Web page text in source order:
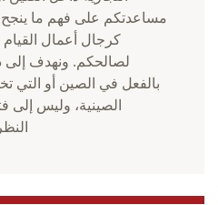
مساعدتكم على فهم ما ينجح
كرجال أعمال القيام
لصالحكم. ونهدف إلى
بالفعل في الصين أو التي
الصينية، وليس إلى